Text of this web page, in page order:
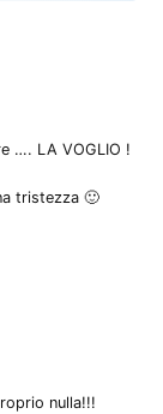
…. LA VOGLIO !
tristezza 🙂
nulla!!!